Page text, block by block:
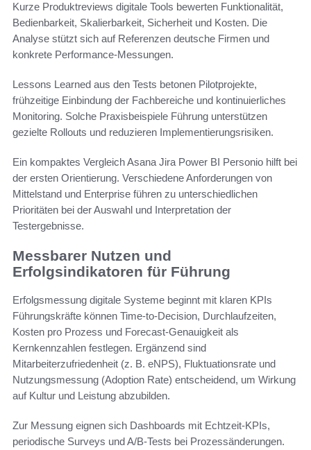
Kurze Produktreviews digitale Tools bewerten Funktionalität,
Bedienbarkeit, Skalierbarkeit, Sicherheit und Kosten. Die
Analyse stützt sich auf Referenzen deutsche Firmen und
konkrete Performance-Messungen.
Lessons Learned aus den Tests betonen Pilotprojekte,
frühzeitige Einbindung der Fachbereiche und kontinuierliches
Monitoring. Solche Praxisbeispiele Führung unterstützen
gezielte Rollouts und reduzieren Implementierungsrisiken.
Ein kompaktes Vergleich Asana Jira Power BI Personio hilft bei
der ersten Orientierung. Verschiedene Anforderungen von
Mittelstand und Enterprise führen zu unterschiedlichen
Prioritäten bei der Auswahl und Interpretation der
Testergebnisse.
Messbarer Nutzen und
Erfolgsindikatoren für Führung
Erfolgsmessung digitale Systeme beginnt mit klaren KPIs
Führungskräfte können Time-to-Decision, Durchlaufzeiten,
Kosten pro Prozess und Forecast-Genauigkeit als
Kernkennzahlen festlegen. Ergänzend sind
Mitarbeiterzufriedenheit (z. B. eNPS), Fluktuationsrate und
Nutzungsmessung (Adoption Rate) entscheidend, um Wirkung
auf Kultur und Leistung abzubilden.
Zur Messung eignen sich Dashboards mit Echtzeit-KPIs,
periodische Surveys und A/B-Tests bei Prozessänderungen.